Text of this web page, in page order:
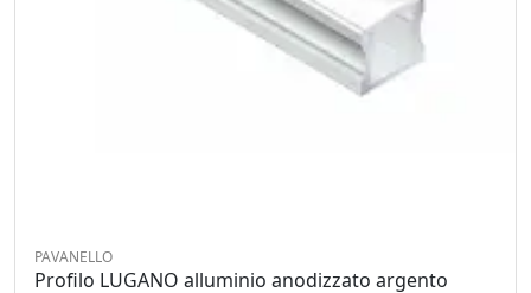
PAVANELLO
Profilo LUGANO alluminio anodizzato argento